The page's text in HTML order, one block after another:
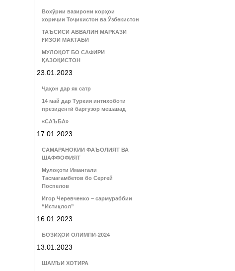
Вохӯрии вазирони корҳои
хориҷии Тоҷикистон ва Ӯзбекистон
ТАЪСИСИ АВВАЛИН МАРКАЗИ
ҒИЗОИ МАКТАБӢ
МУЛОҚОТ БО САФИРИ
ҚАЗОҚИСТОН
23.01.2023
Ҷаҳон дар як сатр
14 май дар Туркия интихоботи
президентӣ баргузор мешавад
«САЪБА»
17.01.2023
САМАРАНОКИИ ФАЪОЛИЯТ ВА
ШАФФОФИЯТ
Мулоқоти Имангали
Тасмагамбетов бо Сергей
Поспелов
Игор Черевченко – сармураббии
“Истиқлол”
16.01.2023
БОЗИҲОИ ОЛИМПӢ-2024
13.01.2023
ШАМЪИ ХОТИРА